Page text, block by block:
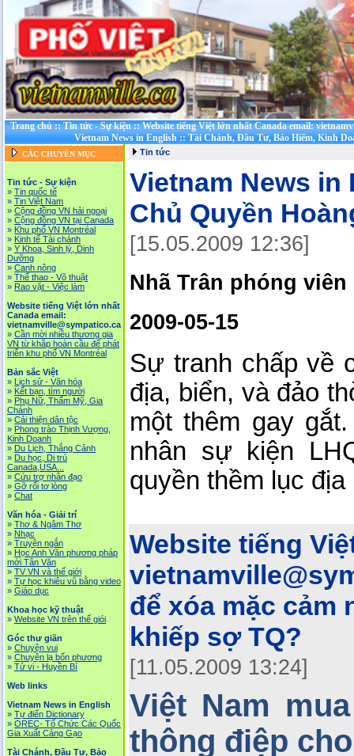
Trang chủ::Tin tức - Sự kiện::Website tiếng Việt lớn nhất Canada email:
Vietnam News in English::Tài Chánh, Đầu Tư, Bảo Hiểm, Kinh
CÁC CHUYÊN MỤC
Tin tức - Sự kiện
» Tin quốc tế
» Tin Việt Nam
» Cộng đồng VN hải ngoại
» Cộng đồng VN tại Canada
» Khu phố VN Montréal
» Kinh tế Tài chánh
» Y Khoa, Sinh lý, Dinh
Dưỡng
» Canh nông
» Thể thao - Võ thuật
» Rao vặt - Việc làm
Website tiếng Việt lớn nhất
Canada email:
vietnamville@sympatico.ca
» Cần mời nhiều thương gia
VN từ khắp hoàn cầu để phát
triễn khu phố VN Montréal
Bản sắc Việt
» Lịch sử - Văn hóa
» Kết bạn, tìm người
» Phụ Nữ, Thẩm Mỹ, Gia
Chánh
» Cải thiện dân tộc
» Phong trào Thịnh Vượng,
Kinh Doanh
» Du Lịch, Thắng Cảnh
» Du học, Di trú
Canada,USA...
» Cứu trợ nhân đạo
» Gỡ rối tơ lòng
» Chat
Văn hóa - Giải trí
» Thơ & Ngâm Thơ
» Nhạc
» Truyện ngắn
» Học Anh Văn phương pháp
mới Tân Văn
» TV VN và thế giới
» Tự học khiêu vũ bằng video
» Giáo dục
Khoa học kỹ thuật
» Website VN trên thế giói
Góc thư giãn
» Chuyện vui
» Chuyện lạ bốn phương
» Tử vi - Huyền Bí
Web links
Vietnam News in English
» Tự điển Dictionary
» OREC- Tố Chức Các Quốc
Gia Xuất Cảng Gạo
Tài Chánh, Đầu Tư, Bảo
Tin tức
Vietnam News in
Chủ Quyền
[15.05.2009 12:36]
Nhã Trân phóng viên
2009-05-15
Sự tranh chấp về
địa, biển, và đảo
một thêm gay
nhân sự kiện
quyền thềm lục
Website tiếng
để xóa mặc cảm
khiếp sợ TQ?
[11.05.2009 13:24]
Việt Nam
thông điệp